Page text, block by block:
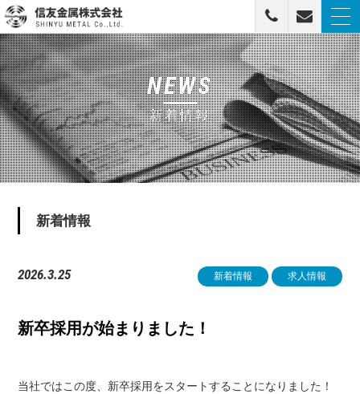
信友金属株式会社
NEWS
新着情報
新着情報
新着情報 求人情報
2026.3.25
新卒採用が始まりました！
当社ではこの度、新卒採用をスタートすることになりました！